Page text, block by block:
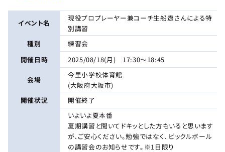
イベント名
現役プロプレーヤー兼コーチ生船遼さんによる特
別講習
種別
練習会
開催日時
2025/08/18(月) 17:30～18:45
会場
今里小学校体育館
(大阪府大阪市)
開催状況
開催終了
いよいよ夏本番
夏期講習と聞いてドキッとした方もいると思います
が、ご安心ください。勉強ではなく、ピックルボール
の講習会のお知らせです。※1日限り